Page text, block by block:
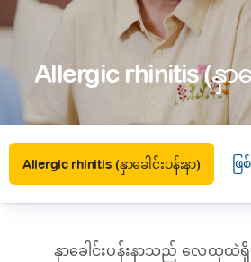
Allergic rhinitis (နှာခ
Allergic rhinitis (နှာခေါင်းပန်းနာ) ဖ
နှာခေါင်းပန်းနာသည် လေထု